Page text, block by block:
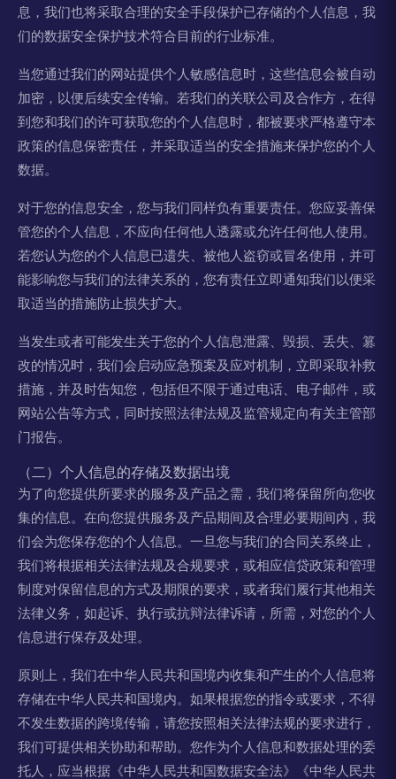
息，我们也将采取合理的安全手段保护已存储的个人信息，我
们的数据安全保护技术符合目前的行业标准。
当您通过我们的网站提供个人敏感信息时，这些信息会被自动
加密，以便后续安全传输。若我们的关联公司及合作方，在得
到您和我们的许可获取您的个人信息时，都被要求严格遵守本
政策的信息保密责任，并采取适当的安全措施来保护您的个人
数据。
对于您的信息安全，您与我们同样负有重要责任。您应妥善保
管您的个人信息，不应向任何他人透露或允许任何他人使用。
若您认为您的个人信息已遗失、被他人盗窃或冒名使用，并可
能影响您与我们的法律关系的，您有责任立即通知我们以便采
取适当的措施防止损失扩大。
当发生或者可能发生关于您的个人信息泄露、毁损、丢失、篡
改的情况时，我们会启动应急预案及应对机制，立即采取补救
措施，并及时告知您，包括但不限于通过电话、电子邮件，或
网站公告等方式，同时按照法律法规及监管规定向有关主管部
门报告。
（二）个人信息的存储及数据出境
为了向您提供所要求的服务及产品之需，我们将保留所向您收
集的信息。在向您提供服务及产品期间及合理必要期间内，我
们会为您保存您的个人信息。一旦您与我们的合同关系终止，
我们将根据相关法律法规及合规要求，或相应信贷政策和管理
制度对保留信息的方式及期限的要求，或者我们履行其他相关
法律义务，如起诉、执行或抗辩法律诉请，所需，对您的个人
信息进行保存及处理。
原则上，我们在中华人民共和国境内收集和产生的个人信息将
存储在中华人民共和国境内。如果根据您的指令或要求，不得
不发生数据的跨境传输，请您按照相关法律法规的要求进行，
我们可提供相关协助和帮助。您作为个人信息和数据处理的委
托人，应当根据《中华人民共和国数据安全法》《中华人民共